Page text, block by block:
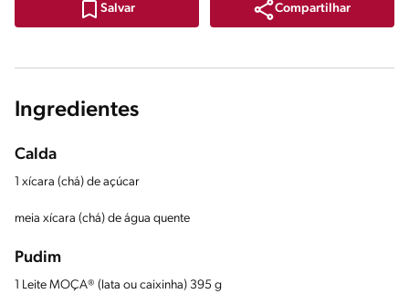
Salvar Compartilhar
Ingredientes
Calda
1 xícara (chá) de açúcar
meia xícara (chá) de água quente
Pudim
1 Leite MOÇA® (lata ou caixinha) 395 g